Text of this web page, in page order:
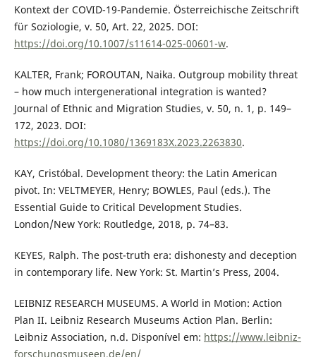
Kontext der COVID-19-Pandemie. Österreichische Zeitschrift
für Soziologie, v. 50, Art. 22, 2025. DOI:
https://doi.org/10.1007/s11614-025-00601-w.
KALTER, Frank; FOROUTAN, Naika. Outgroup mobility threat
– how much intergenerational integration is wanted?
Journal of Ethnic and Migration Studies, v. 50, n. 1, p. 149–
172, 2023. DOI:
https://doi.org/10.1080/1369183X.2023.2263830.
KAY, Cristóbal. Development theory: the Latin American
pivot. In: VELTMEYER, Henry; BOWLES, Paul (eds.). The
Essential Guide to Critical Development Studies.
London/New York: Routledge, 2018, p. 74–83.
KEYES, Ralph. The post-truth era: dishonesty and deception
in contemporary life. New York: St. Martin’s Press, 2004.
LEIBNIZ RESEARCH MUSEUMS. A World in Motion: Action
Plan II. Leibniz Research Museums Action Plan. Berlin:
Leibniz Association, n.d. Disponível em: https://www.leibniz-
forschungsmuseen.de/en/